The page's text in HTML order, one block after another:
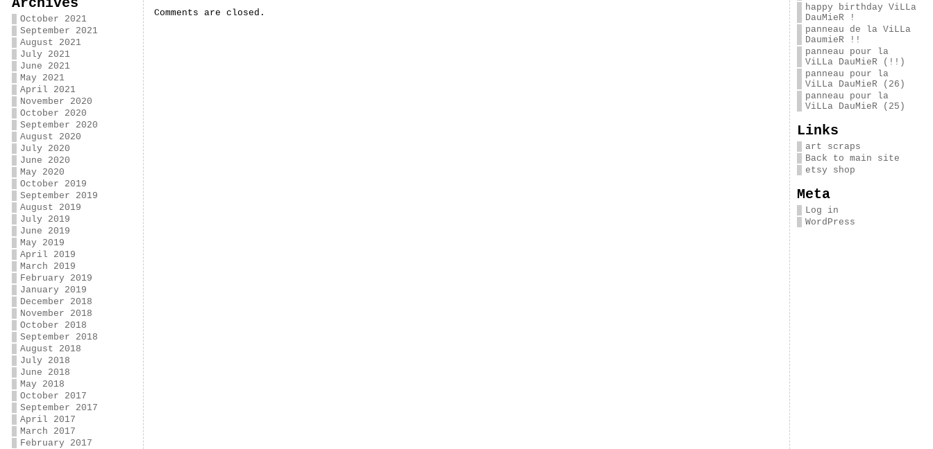
October 2021
September 2021
August 2021
July 2021
June 2021
May 2021
April 2021
November 2020
October 2020
September 2020
August 2020
July 2020
June 2020
May 2020
October 2019
September 2019
August 2019
July 2019
June 2019
May 2019
April 2019
March 2019
February 2019
January 2019
December 2018
November 2018
October 2018
September 2018
August 2018
July 2018
June 2018
May 2018
October 2017
September 2017
April 2017
March 2017
February 2017
Comments are closed.
happy birthday ViLLa
DauMieR !
panneau de la ViLLa
DaumieR !!
panneau pour la
ViLLa DauMieR (!!)
panneau pour la
ViLLa DauMieR (26)
panneau pour la
ViLLa DauMieR (25)
Links
art scraps
Back to main site
etsy shop
Meta
Log in
WordPress